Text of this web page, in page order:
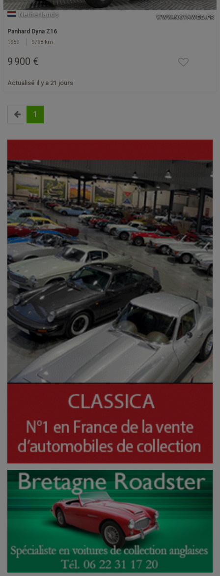
Netherlands
Panhard Dyna Z16
1959 9798 km
9 900 €
Actualisé il y a 21 jours
1